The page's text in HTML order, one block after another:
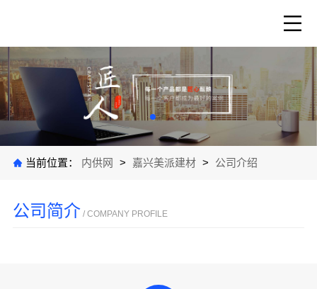
当前位置： 内供网 > 嘉兴美派建材 > 公司介绍
公司简介 / COMPANY PROFILE